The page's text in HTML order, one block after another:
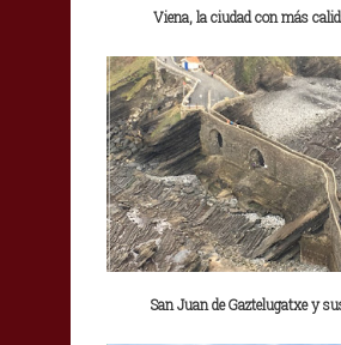
Viena, la ciudad con más
San Juan de Gaztelugatxe y